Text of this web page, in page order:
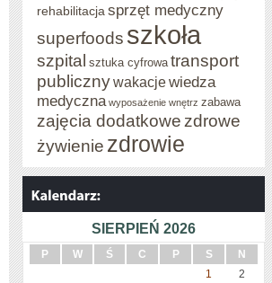
rehabilitacja sprzęt medyczny
superfoods szkoła
szpital sztuka cyfrowa transport
publicznywakacjewiedza
medyczna wyposażenie wnętrz zabawa
zajęcia dodatkowe zdrowe
żywienie zdrowie
SIERPIEŃ 2026
P W Ś C P S
N
1
2